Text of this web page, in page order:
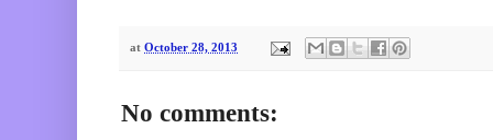
at October 28, 2013
No comments: